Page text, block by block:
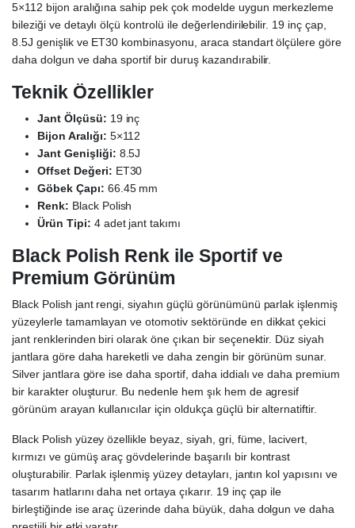
5×112 bijon aralığına sahip pek çok modelde uygun merkezleme
bileziği ve detaylı ölçü kontrolü ile değerlendirilebilir. 19 inç çap,
8.5J genişlik ve ET30 kombinasyonu, araca standart ölçülere göre
daha dolgun ve daha sportif bir duruş kazandırabilir.
Teknik Özellikler
Jant Ölçüsü: 19 inç
Bijon Aralığı: 5×112
Jant Genişliği: 8.5J
Offset Değeri: ET30
Göbek Çapı: 66.45 mm
Renk: Black Polish
Ürün Tipi: 4 adet jant takımı
Black Polish Renk ile Sportif ve
Premium Görünüm
Black Polish jant rengi, siyahın güçlü görünümünü parlak işlenmiş
yüzeylerle tamamlayan ve otomotiv sektöründe en dikkat çekici
jant renklerinden biri olarak öne çıkan bir seçenektir. Düz siyah
jantlara göre daha hareketli ve daha zengin bir görünüm sunar.
Silver jantlara göre ise daha sportif, daha iddialı ve daha premium
bir karakter oluşturur. Bu nedenle hem şık hem de agresif
görünüm arayan kullanıcılar için oldukça güçlü bir alternatiftir.
Black Polish yüzey özellikle beyaz, siyah, gri, füme, lacivert,
kırmızı ve gümüş araç gövdelerinde başarılı bir kontrast
oluşturabilir. Parlak işlenmiş yüzey detayları, jantın kol yapısını ve
tasarım hatlarını daha net ortaya çıkarır. 19 inç çap ile
birleştiğinde ise araç üzerinde daha büyük, daha dolgun ve daha